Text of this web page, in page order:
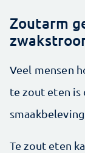
Zoutarm
Veel mensen
te zout eten is
Te zout eten